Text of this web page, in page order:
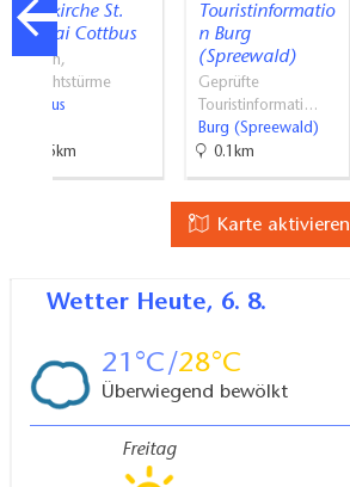
Oberkirche St.
Nikolai Cottbus
Kirchen,
Aussichtstürme
Cottbus
22.5km
Touristinformatio
n Burg
(Spreewald)
Geprüfte
Touristinformati…
Burg (Spreewald)
0.1km
Karte aktivieren
Wetter Heute, 6. 8.
21 28
Überwiegend bewölkt
Freitag